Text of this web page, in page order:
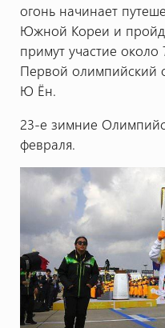
огонь начинает
Южной Кореи и
примут участие
Первой олимпийский
Ю Ён.
23-е зимние
февраля.